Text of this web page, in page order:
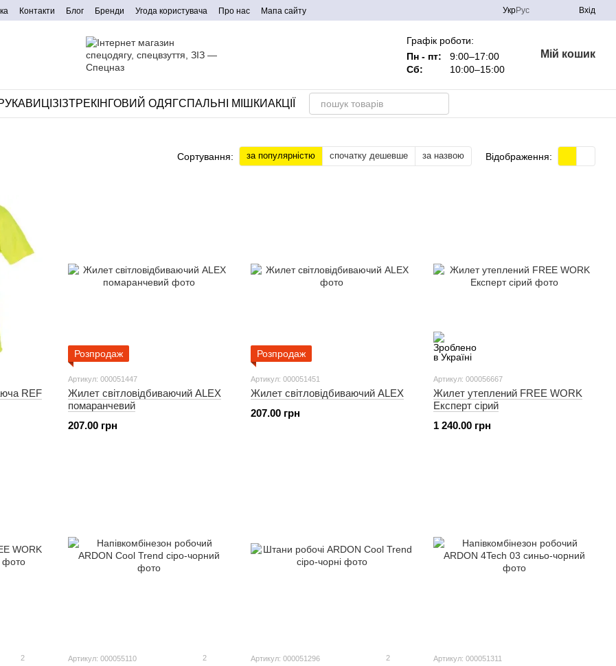
Контакти Блог Бренди Угода користувача Про нас Мапа сайту УкрРус Вхід
Графік роботи:
Пн - пт:
9:00–17:00
Сб:
10:00–15:00
Мій кошик
ЗІЗТРЕКІНГОВИЙ ОДЯГСПАЛЬНІ МІШКИАКЦІЇ
Сортування: за популярністю спочатку дешевше за назвою Відображення:
REF
Розпродаж
Артикул: 000051447
Жилет світловідбиваючий ALEX
помаранчевий
207.00 грн
Розпродаж
Артикул: 000051451
Жилет світловідбиваючий ALEX
207.00 грн
Артикул: 000056667
Жилет утеплений FREE WORK
Експерт сірий
1 240.00 грн
2 Артикул: 000055110 2 Артикул: 000051296 2 Артикул: 000051311